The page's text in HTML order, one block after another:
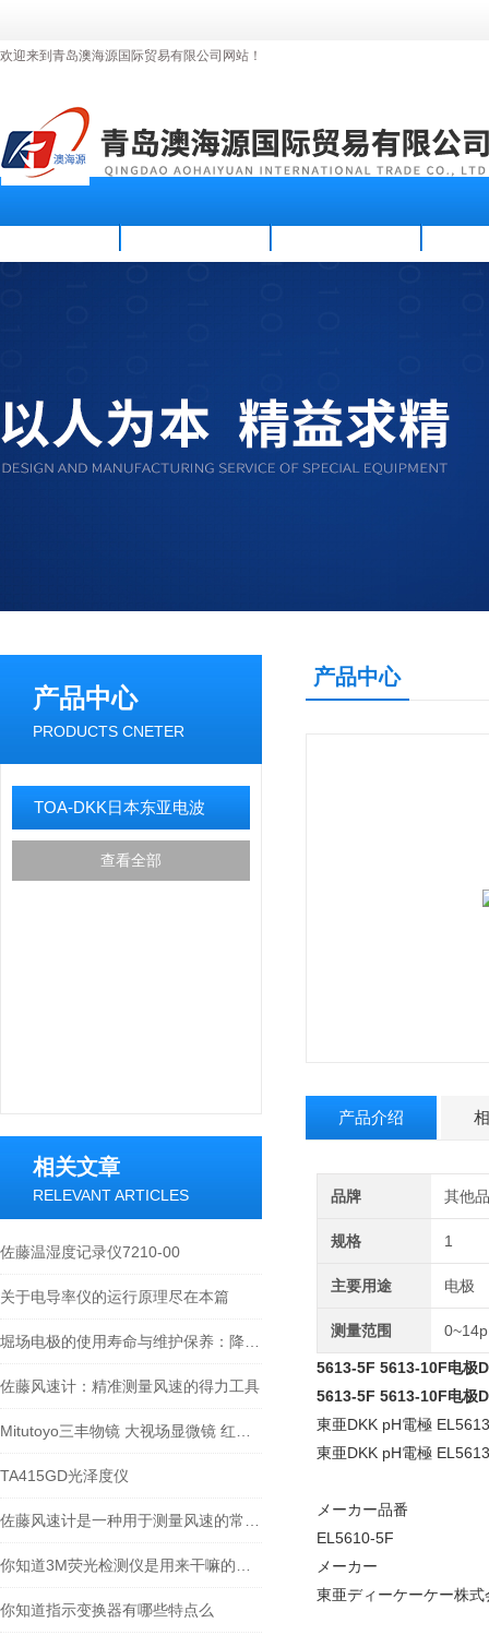
欢迎来到青岛澳海源国际贸易有限公司网站！
产品中心
PRODUCTS CNETER
TOA-DKK日本东亚电波
查看全部
相关文章
RELEVANT ARTICLES
佐藤温湿度记录仪7210-00
关于电导率仪的运行原理尽在本篇
佐藤风速计：精准测量风速的得力工具
TA415GD光泽度仪
你知道指示变换器有哪些特点么
产品中心
产品介绍
品牌 其他
规格 1
主要用途 电极
测量范围
5613-5F 5613-10F电极
5613-5F 5613-10F电极
東亜DKK pH電極
東亜DKK pH電極
メーカー品番
EL5610-5F
メーカー
東亜ディーケーケー株式